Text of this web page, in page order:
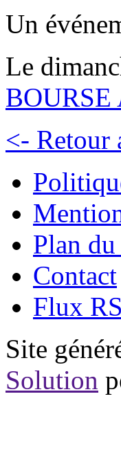
Un
Le
BOURSE
<- Retour
Plan
Contact
Flux
Site
Solution